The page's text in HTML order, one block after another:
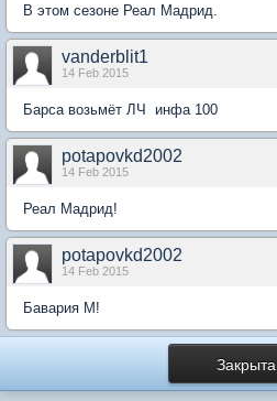
В этом сезоне Реал Мадрид.
vanderblit1
14 Feb 2015
Барса возьмёт ЛЧ инфа 100
potapovkd2002
14 Feb 2015
Реал Мадрид!
potapovkd2002
14 Feb 2015
Бавария М!
Закрыта